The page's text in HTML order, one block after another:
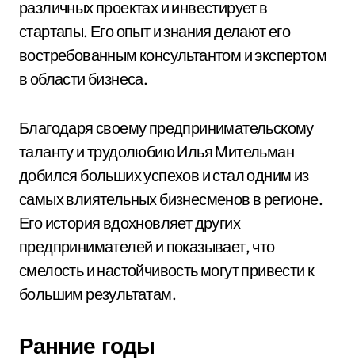
различных проектах и инвестирует в
стартапы. Его опыт и знания делают его
востребованным консультантом и экспертом
в области бизнеса.
Благодаря своему предпринимательскому
таланту и трудолюбию Илья Мительман
добился больших успехов и стал одним из
самых влиятельных бизнесменов в регионе.
Его история вдохновляет других
предпринимателей и показывает, что
смелость и настойчивость могут привести к
большим результатам.
Ранние годы